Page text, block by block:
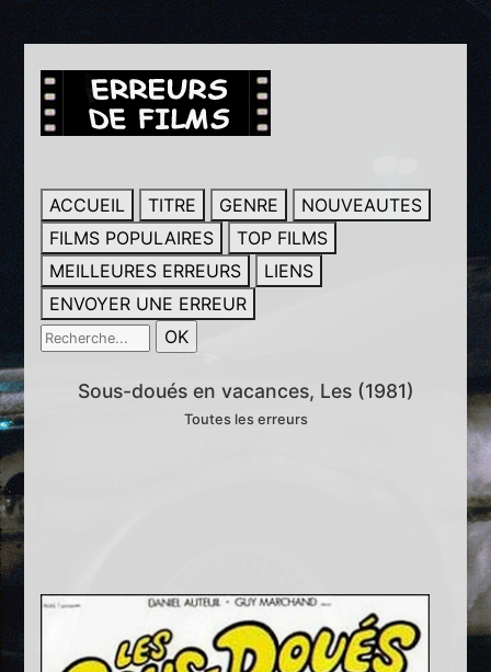
ACCUEIL TITRE GENRE
NOUVEAUTES
FILMS POPULAIRES
TOP FILMS
MEILLEURES ERREURS
LIENS
ENVOYER UNE ERREUR
Sous-doués en vacances, Les (1981)
Toutes les erreurs